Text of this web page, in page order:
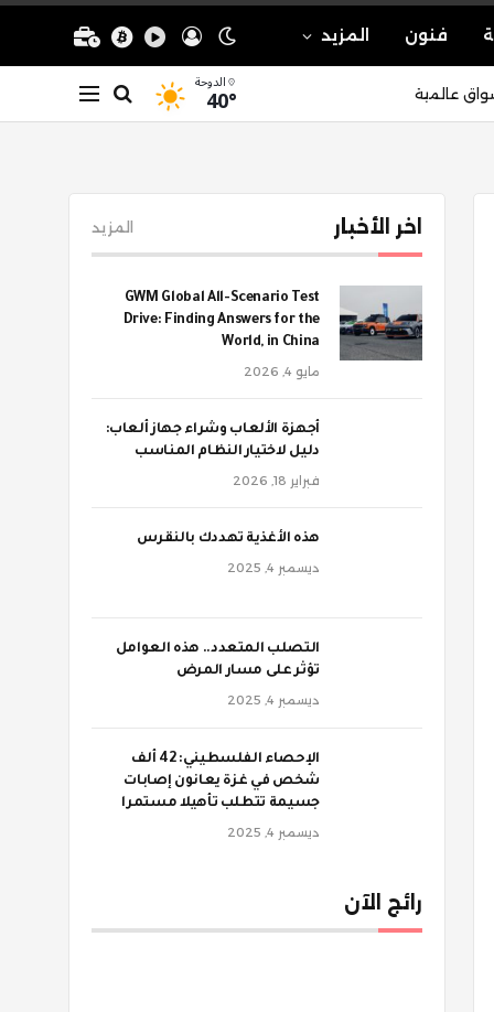
فنون المزيد
عالمية الدوحة
40°
اخر الأخبار المزيد
GWM Global All-Scenario Test
Drive: Finding Answers for the
World, in China
مايو 4, 2026
أجهزة الألعاب وشراء جهاز ألعاب:
دليل لاختيار النظام المناسب
فبراير 18, 2026
‫هذه الأغذية تهددك بالنقرس
ديسمبر 4, 2025
‫التصلب المتعدد.. هذه العوامل
تؤثر على مسار المرض
ديسمبر 4, 2025
الإحصاء الفلسطيني: 42 ألف
شخص في غزة يعانون إصابات
جسيمة تتطلب تأهيلا مستمرا
ديسمبر 4, 2025
رائج الآن